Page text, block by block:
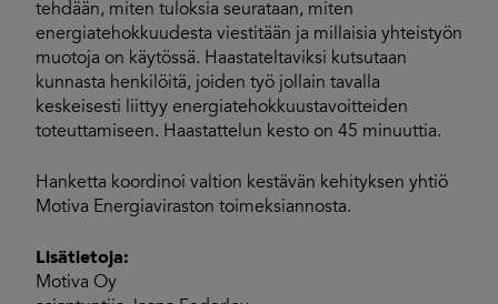
tehdään, miten tuloksia seurataan, miten
energiatehokkuudesta viestitään ja millaisia yhteistyön
muotoja on käytössä. Haastateltaviksi kutsutaan
kunnasta henkilöitä, joiden työ jollain tavalla
keskeisesti liittyy energiatehokkuustavoitteiden
toteuttamiseen. Haastattelun kesto on 45 minuuttia.
Hanketta koordinoi valtion kestävän kehityksen yhtiö
Motiva Energiaviraston toimeksiannosta.
Lisätietoja:
Motiva Oy